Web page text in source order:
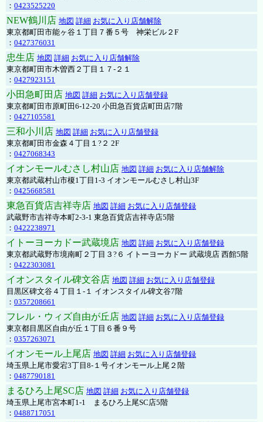
： 0423525220
NEW鶴川店 地図 詳細 お気に入り店舗解除
東京都町田市能ヶ谷１丁目７番５号 神栄ビル２F
： 0427376031
忠生店 地図 詳細 お気に入り店舗解除
東京都町田市木曽西２丁目１７-２１
： 0427923151
小田急町田店 地図 詳細 お気に入り店舗登録
東京都町田市原町田6-12-20 小田急百貨店町田店7階
： 0427105581
三和小川店 地図 詳細 お気に入り店舗登録
東京都町田市金森４丁目１?２ 2F
： 0427068343
イオンモールむさし村山店 地図 詳細 お気に入り店舗解除
東京都武蔵村山市榎1丁目1-3 イオンモールむさし村山3F
： 0425668581
東急百貨店吉祥寺店 地図 詳細 お気に入り店舗登録
武蔵野市吉祥寺本町2-3-1 東急百貨店吉祥寺店5階
： 0422238971
イトーヨーカドー武蔵境店 地図 詳細 お気に入り店舗登録
東京都武蔵野市境南町２丁目３?６ イトーヨーカドー 武蔵境店 西館5階
： 0422303081
イオンスタイル碑文谷店 地図 詳細 お気に入り店舗登録
目黒区碑文谷４丁目１-１ イオンスタイル碑文谷7階
： 0357208661
フレル・ウィズ自由が丘店 地図 詳細 お気に入り店舗登録
東京都目黒区自由が丘１丁目６番９号
： 0357263071
イオンモール上尾店 地図 詳細 お気に入り店舗登録
埼玉県上尾市愛宕3丁目8-１号イオンモール上尾２階
： 0487790181
まるひろ上尾SC店 地図 詳細 お気に入り店舗登録
埼玉県上尾市宮本町1-1 まるひろ上尾SC店5階
： 0488717051